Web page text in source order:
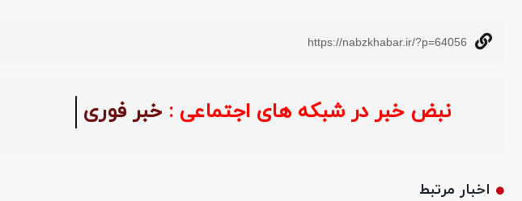
https://nabzkhabar.ir/?p=64056
نبض خبر در شبکه های اجتماعی : خبر فوری
اخبار مرتبط